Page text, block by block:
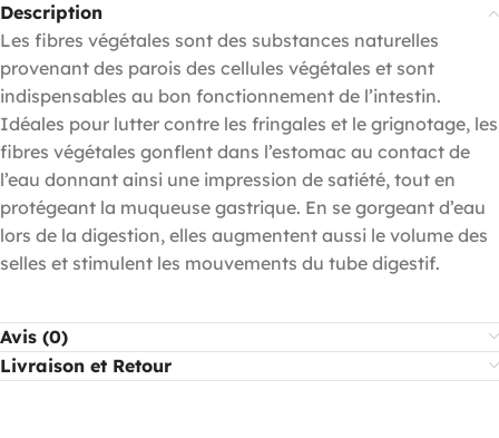
Description
Les fibres végétales sont des substances naturelles
provenant des parois des cellules végétales et sont
indispensables au bon fonctionnement de l’intestin.
Idéales pour lutter contre les fringales et le grignotage, les
fibres végétales gonflent dans l’estomac au contact de
l’eau donnant ainsi une impression de satiété, tout en
protégeant la muqueuse gastrique. En se gorgeant d’eau
lors de la digestion, elles augmentent aussi le volume des
selles et stimulent les mouvements du tube digestif.
Avis (0)
Livraison et Retour